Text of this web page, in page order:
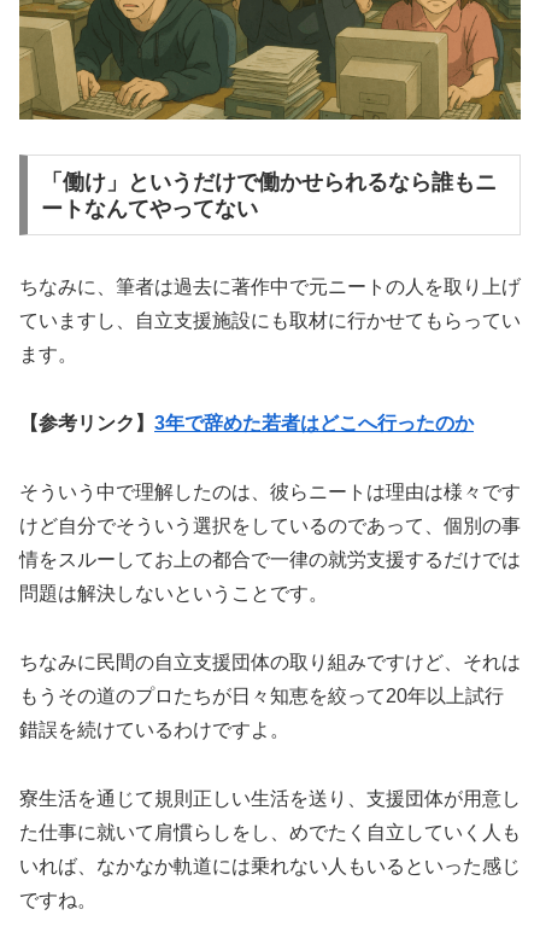
「働け」というだけで働かせられるなら誰もニ
ートなんてやってない
ちなみに、筆者は過去に著作中で元ニートの人を取り上げ
ていますし、自立支援施設にも取材に行かせてもらってい
ます。
【参考リンク】 3年で辞めた若者はどこへ行ったのか
そういう中で理解したのは、彼らニートは理由は様々です
けど自分でそういう選択をしているのであって、個別の事
情をスルーしてお上の都合で一律の就労支援するだけでは
問題は解決しないということです。
ちなみに民間の自立支援団体の取り組みですけど、それは
もうその道のプロたちが日々知恵を絞って20年以上試行
錯誤を続けているわけですよ。
寮生活を通じて規則正しい生活を送り、支援団体が用意し
た仕事に就いて肩慣らしをし、めでたく自立していく人も
いれば、なかなか軌道には乗れない人もいるといった感じ
ですね。